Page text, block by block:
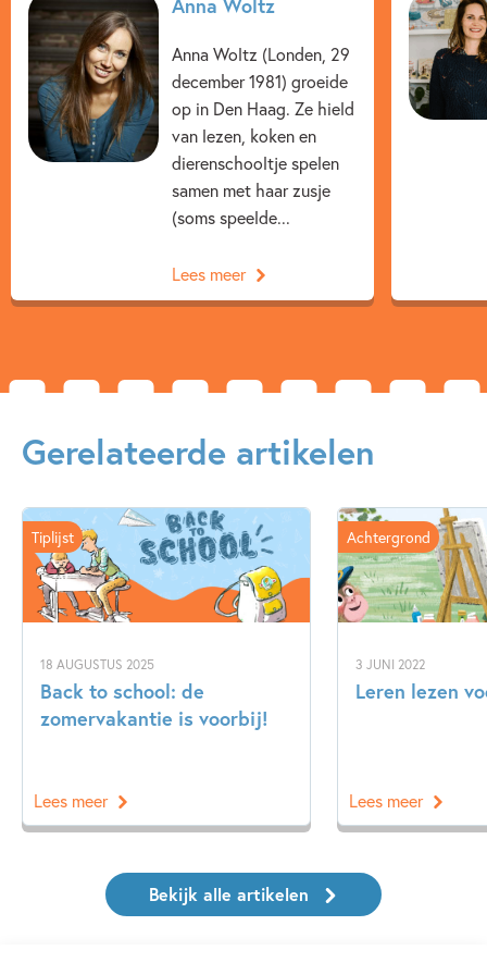
Beginnende lezer & AVI boeken
Op & rond school
Anna Woltz
Eefje Kuijl
Eefje Kuijl
Anna Woltz (Londen, 29
december 1981) groeide
op in Den Haag. Ze hield
van lezen, koken en
dierenschooltje spelen
samen met haar zusje
(soms speelde...
Lees meer
Gerelateerde artikelen
18 AUGUSTUS 2025
Back to school: de
zomervakantie is voorbij!
Tiplijst
Lees meer
3 JUNI 2022
Leren lezen
Achtergrond
Lees meer
Bekijk alle artikelen